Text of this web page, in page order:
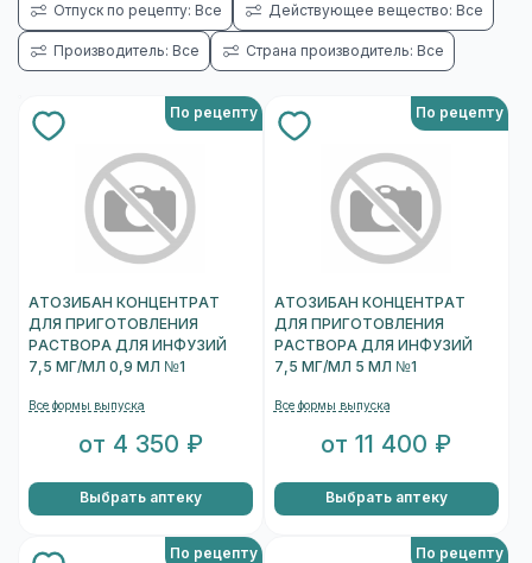
Отпуск по рецепту: Все Действующее вещество: Все
Производитель: Все Страна производитель: Все
По рецепту
АТОЗИБАН КОНЦЕНТРАТ
ДЛЯ ПРИГОТОВЛЕНИЯ
РАСТВОРА ДЛЯ ИНФУЗИЙ
7,5 МГ/МЛ 0,9 МЛ №1
Все формы выпуска
от 4 350 ₽
Выбрать аптеку
По рецепту
АТОЗИБАН КОНЦЕНТРАТ
ДЛЯ ПРИГОТОВЛЕНИЯ
РАСТВОРА ДЛЯ ИНФУЗИЙ
7,5 МГ/МЛ 5 МЛ №1
Все формы выпуска
от 11 400 ₽
Выбрать аптеку
По рецепту По рецепту